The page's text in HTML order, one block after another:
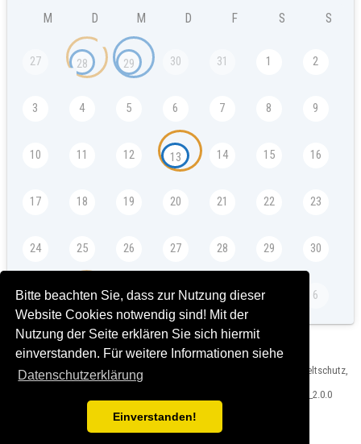
Bitte beachten Sie, dass zur Nutzung dieser
Website Cookies notwendig sind! Mit der
Nutzung der Seite erklären Sie sich hiermit
einverstanden. Für weitere Informationen siehe
Datenschutzerklärung
Einverstanden!
M D M D F S S
27 28 29 30 31 1 2
3 4 5 6 7 8 9
10 11 12 13 14 15 16
17 18 19 20 21 22 23
24 25 26 27 28 29 30
31 1 2 3 4 6
Herausgeber: Landeshauptstadt München, Referat für Klima- und Umweltschutz,
Impressum und Rechtshinweise
Version: Veranstaltungskalender Bauzentrum München T2024-03-15_2.0.0